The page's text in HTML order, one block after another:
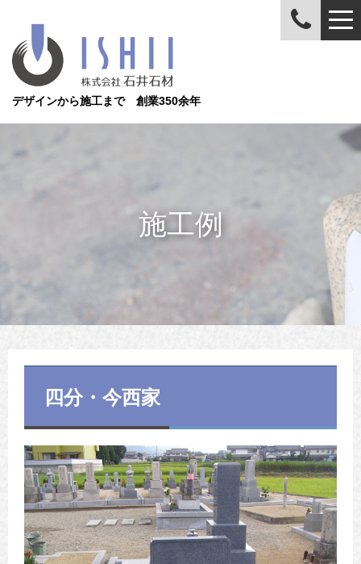
デザインから施工まで 創業350余年
施工例
四分・今西家